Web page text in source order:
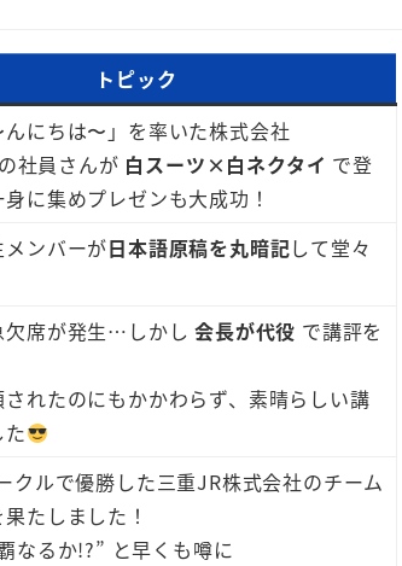
トピック
にちは〜」を率いた株式会社
社員さんが 白スーツ×白ネクタイ で登
に集めプレゼンも大成功！
ンバーが日本語原稿を丸暗記して堂々
欠席が発生…しかし会長が代役 で講評を
れたのにもかかわらず、素晴らしい講
クルで優勝した三重JR株式会社のチーム
たしました！
なるか!?” と早くも噂に